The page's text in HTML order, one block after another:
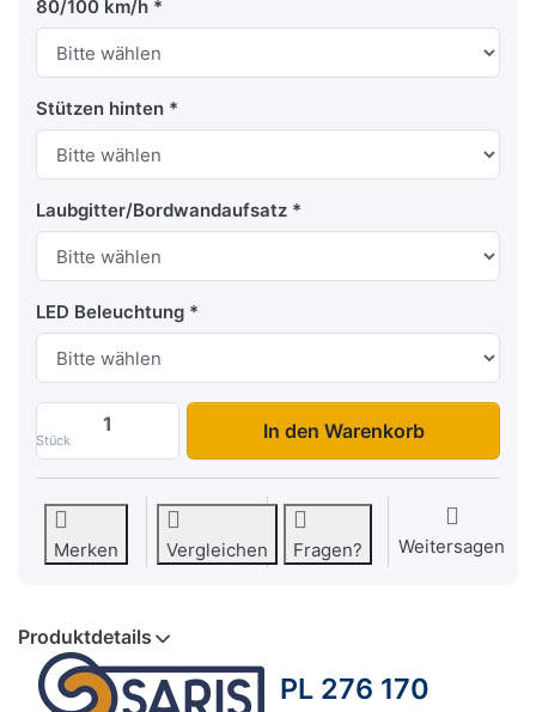
80/100 km/h
Stützen hinten
Laubgitter/Bordwandaufsatz
LED Beleuchtung
Stück
PL 276 170 zu 2.959,00 €, Menge 1. Zul.
In den Warenkorb
Merken Vergleichen Fragen? Weitersagen
Produktdetails
PL 276 170